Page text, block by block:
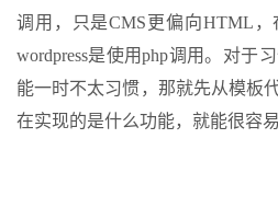
调用，只是CMS更偏向HTML
wordpress是使用php调用。对于
能一时不太习惯，那就先从模板
在实现的是什么功能，就能很容